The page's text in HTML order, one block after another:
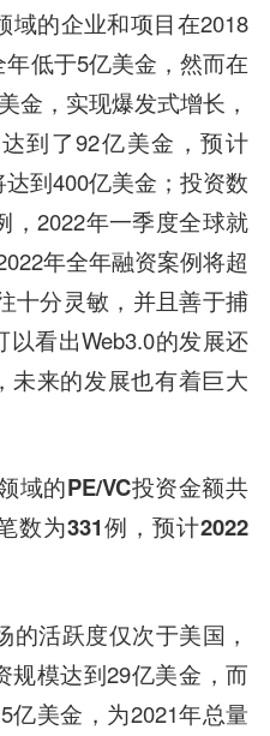
域的企业和项目在2018
低于5亿美金，然而在
金，实现爆发式增长，
到了92亿美金，预计
到400亿美金；投资数
，2022年一季度全球就
年全年融资案例将超
十分灵敏，并且善于捕
看出Web3.0的发展还
未来的发展也有着巨大
域的PE/VC投资金额共
数为331例，预计2022
的活跃度仅次于美国，
规模达到29亿美金，而
亿美金，为2021年总量